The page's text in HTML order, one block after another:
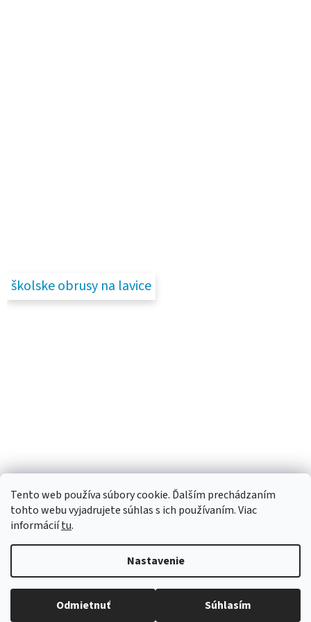
Tento web používa súbory cookie. Ďalším prechádzaním
tohto webu vyjadrujete súhlas s ich používaním. Viac
informáciítu.
Nastavenie
Odmietnuť Súhlasím
Robíme všetko pre to, aby sme vaše objednávky doručili
čo najskôr. Ospravedlňujeme sa za prípadné oneskorenie
školske obrusy na lavice
Vytvoril Shoptet
Copyright 2026Luana e-shop . Všetky práva vyhradené.